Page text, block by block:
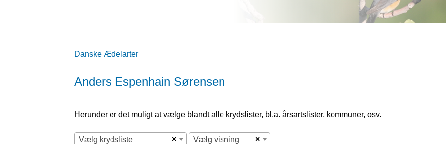
Danske Ædelarter
Anders Espenhain Sørensen
Herunder er det muligt at vælge blandt alle krydslister, bl.a. årsartslister, kommuner, osv.
×
Vælg krydsliste ×
Vælg visning